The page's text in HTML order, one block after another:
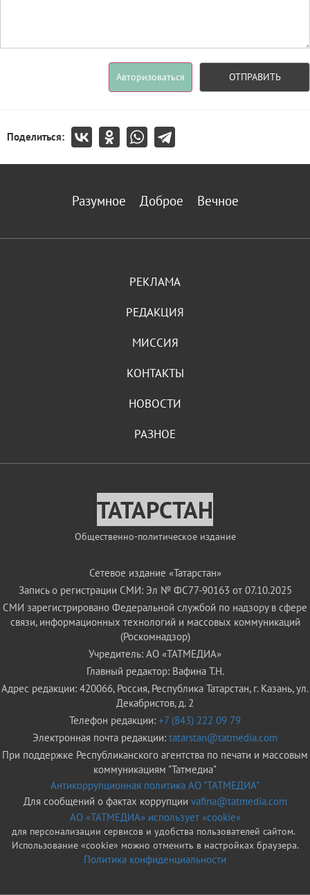
Авторизоваться ОТПРАВИТЬ
Поделиться:
Разумное Доброе Вечное
РЕКЛАМА
РЕДАКЦИЯ
МИССИЯ
КОНТАКТЫ
НОВОСТИ
РАЗНОЕ
ТАТАРСТАН
Общественно-политическое издание
Сетевое издание «Татарстан»
Запись о регистрации СМИ: Эл № ФС77-90163 от 07.10.2025
СМИ зарегистрировано Федеральной службой по надзору в сфере
связи, информационных технологий и массовых коммуникаций
(Роскомнадзор)
Учредитель: АО «ТАТМЕДИА»
Главный редактор: Вафина Т.Н.
Адрес редакции: 420066, Россия, Республика Татарстан, г. Казань, ул.
Декабристов, д. 2
Телефон редакции: +7 (843) 222 09 79
Электронная почта редакции: tatarstan@tatmedia.com
При поддержке Республиканского агентства по печати и массовым
коммуникациям "Татмедиа"
Антикоррупционная политика АО "ТАТМЕДИА"
Для сообщений о фактах коррупции vafina@tatmedia.com
АО «ТАТМЕДИА» использует «cookie»
для персонализации сервисов и удобства пользователей сайтом.
Использование «cookie» можно отменить в настройках браузера.
Политика конфиденциальности